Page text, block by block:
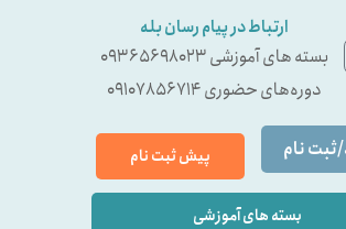
ارتباط در پیام رسان بله
بسته ‌های آموزشی 09365698023
دوره‌های حضوری 09107856714
ثبت نام پیش ثبت نام
بسته های آموزشی